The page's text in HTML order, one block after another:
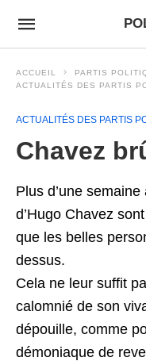
ACCUEIL
PARTIS
ACTUALITÉS DES PARTIS
ACTUALITÉS DES PARTIS
Chavez
Plus d’une
d’Hugo Chavez
que les belles
dessus.
Cela ne leur suffit
calomnié de son
dépouille, comme
démoniaque de